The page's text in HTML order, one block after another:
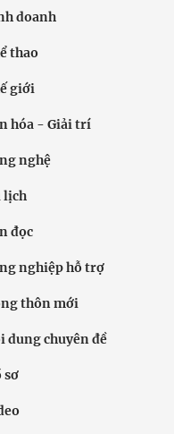
doanh
thao
giới
hóa - Giải trí
nghệ
lịch
đọc
nghiệp hỗ trợ
thôn mới
dung chuyên đề
sơ